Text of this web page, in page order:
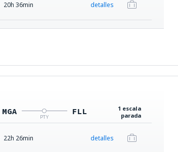
20h 36min detalles
MGA
PTY
FLL
1 escala
parada
22h 26min detalles